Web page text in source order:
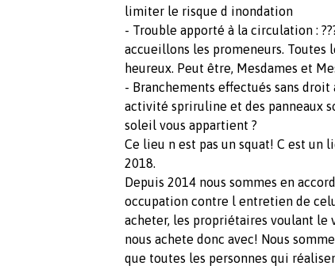
limiter le risque d inondation
- Trouble apporté à la circulation :
accueillons les promeneurs. Toutes
heureux. Peut être, Mesdames et
- Branchements effectués sans
activité spriruline et des panneaux
soleil vous appartient ?
Ce lieu n est pas un squat! C est un
2018.
Depuis 2014 nous sommes en
occupation contre l entretien de
acheter, les propriétaires voulant le
nous achete donc avec! Nous
que toutes les personnes qui